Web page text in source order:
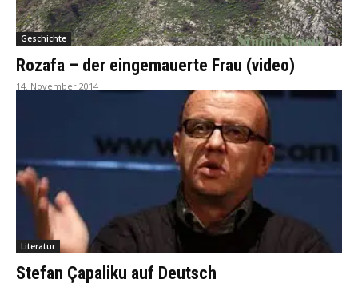
Geschichte
Rozafa – der eingemauerte Frau (video)
14. November 2014
Literatur
Stefan Çapaliku auf Deutsch